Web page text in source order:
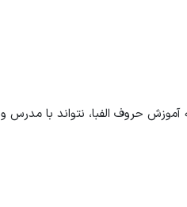
حروف الفبا، نتواند با مدرس و